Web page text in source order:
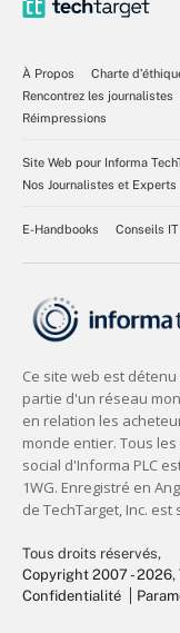
À Propos
Charte
Rencontrez les journalistes
Réimpressions
Site Web pour Informa
Nos Journalistes et Experts
E-Handbooks Conseils IT
Tous droits réservés,
Copyright 2007 - 2026,
Confidentialité